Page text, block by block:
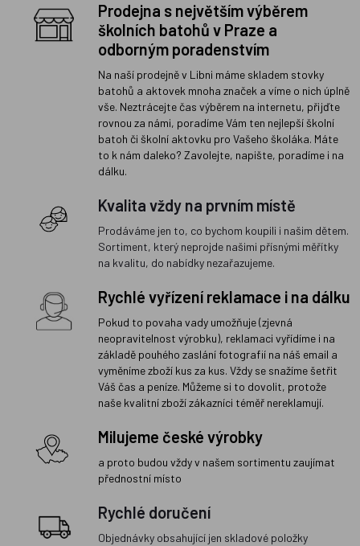
Prodejna s největším výběrem
školních batohů v Praze a
odborným poradenstvím
Na naší prodejně v Libni máme skladem stovky
batohů a aktovek mnoha značek a víme o nich úplně
vše. Neztrácejte čas výběrem na internetu, přijďte
rovnou za námi, poradíme Vám ten nejlepší školní
batoh či školní aktovku pro Vašeho školáka. Máte
to k nám daleko? Zavolejte, napište, poradíme i na
dálku.
Kvalita vždy na prvním místě
Prodáváme jen to, co bychom koupili i našim dětem.
Sortiment, který neprojde našimi přísnými měřítky
na kvalitu, do nabídky nezařazujeme.
Rychlé vyřízení reklamace i na dálku
Pokud to povaha vady umožňuje (zjevná
neopravitelnost výrobku), reklamaci vyřídíme i na
základě pouhého zaslání fotografií na náš email a
vyměníme zboží kus za kus. Vždy se snažíme šetřit
Váš čas a peníze. Můžeme si to dovolit, protože
naše kvalitní zboží zákazníci téměř nereklamují.
Milujeme české výrobky
a proto budou vždy v našem sortimentu zaujímat
přednostní místo
Rychlé doručení
Objednávky obsahující jen skladové položky